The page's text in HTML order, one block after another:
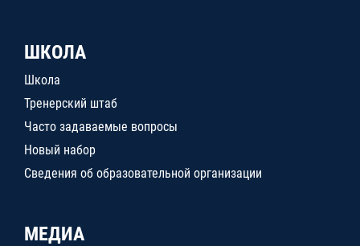
ШКОЛА
Школа
Тренерский штаб
Часто задаваемые вопросы
Новый набор
Сведения об образовательной организации
МЕДИА